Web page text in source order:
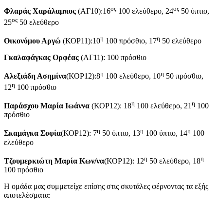
Φλαράς Χαράλαμπος (ΑΓ10):16ος 100 ελεύθερο, 24ος 50 ύπτιο,
25ος 50 ελεύθερο
Οικονόμου Αργώ (ΚΟΡ11):10η 100 πρόσθιο, 17η 50 ελεύθερο
Γκαλαφάγκας Ορφέας (ΑΓ11): 100 πρόσθιο
Αλεξιάδη Ασημίνα(ΚΟΡ12):8η 100 ελεύθερο, 10η 50 πρόσθιο,
12η 100 πρόσθιο
Παράσχου Μαρία Ιωάννα (ΚΟΡ12): 18η 100 ελεύθερο, 21η 100
πρόσθιο
Σκαμάγκα Σοφία(ΚΟΡ12): 7η 50 ύπτιο, 13η 100 ύπτιο, 14η 100
ελεύθερο
Τζουμερκιώτη Μαρία Κων/να(ΚΟΡ12): 12η 50 ελεύθερο, 18η
100 πρόσθιο
Η ομάδα μας συμμετείχε επίσης στις σκυτάλες φέρνοντας τα εξής
αποτελέσματα: